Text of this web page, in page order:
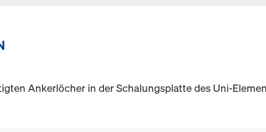
Ankerlöcher in der Schalungsplatte des Uni-